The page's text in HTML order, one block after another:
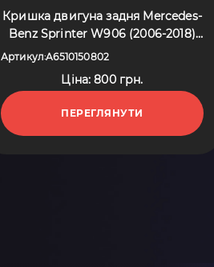
Кришка двигуна задня Mercedes-
Benz Sprinter W906 (2006-2018)
A6510150802
Артикул:A6510150802
Ціна: 800 грн.
ПЕРЕГЛЯНУТИ